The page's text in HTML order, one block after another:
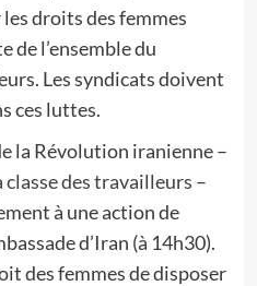
droits des femmes
de l’ensemble du
Les syndicats doivent
ces luttes.
la Révolution iranienne –
des travailleurs –
à une action de
d’Iran (à 14h30).
des femmes de disposer